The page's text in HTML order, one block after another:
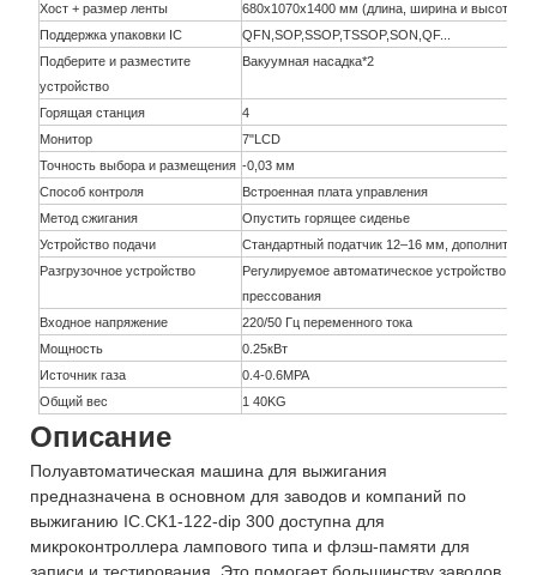
Хост + размер ленты
680x1070x1400 мм (длина, ширина и высота)
Поддержка упаковки IC
QFN,SOP,SSOP,TSSOP,SON,QF...
Подберите и разместите
устройство
Вакуумная насадка*2
Горящая станция
4
Монитор
7"LCD
Точность выбора и размещения -0,03 мм
Способ контроля
Встроенная плата управления
Метод сжигания
Опустить горящее сиденье
Устройство подачи
Стандартный податчик 12–16 мм,
Разгрузочное устройство
Регулируемое автоматическое устройство для
прессования
Входное напряжение
220/50 Гц переменного тока
Мощность
0.25кВт
Источник газа
0.4-0.6MPA
Общий вес
1 40KG
Описание
Полуавтоматическая машина для выжигания
предназначена в основном для заводов и компаний по
выжиганию IC.CK1-122-dip 300 доступна для
микроконтроллера лампового типа и флэш-памяти для
записи и тестирования. Это помогает большинству заводов